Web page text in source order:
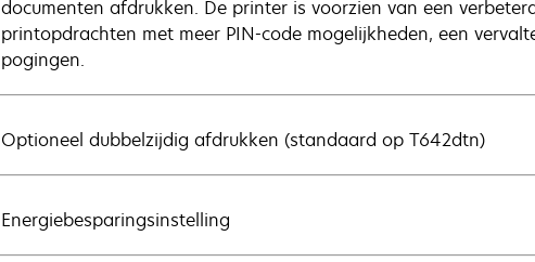
documenten afdrukken. De printer is voorzien van een
printopdrachten met meer PIN-code mogelijkheden, een
pogingen.
Optioneel dubbelzijdig afdrukken (standaard op T642dtn)
Energiebesparingsinstelling